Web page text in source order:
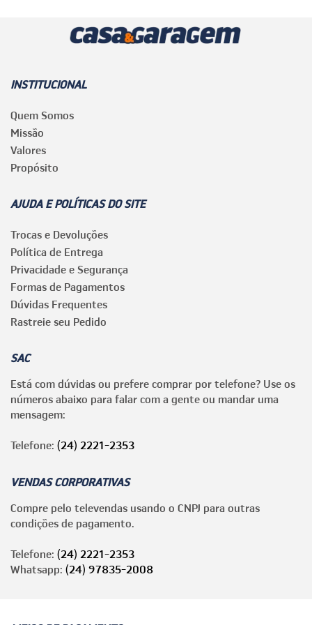
INSTITUCIONAL
Quem Somos
Missão
Valores
Propósito
AJUDA E POLÍTICAS DO SITE
Trocas e Devoluções
Política de Entrega
Privacidade e Segurança
Formas de Pagamentos
Dúvidas Frequentes
Rastreie seu Pedido
SAC
Está com dúvidas ou prefere comprar por telefone? Use os
números abaixo para falar com a gente ou mandar uma
mensagem:
Telefone: (24) 2221-2353
VENDAS CORPORATIVAS
Compre pelo televendas usando o CNPJ para outras
condições de pagamento.
Telefone: (24) 2221-2353
Whatsapp: (24) 97835-2008